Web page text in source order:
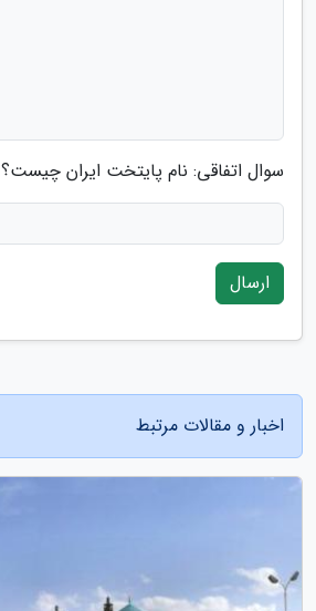
سوال اتفاقی: نام پایتخت ایران چیست؟
ارسال
اخبار و مقالات مرتبط